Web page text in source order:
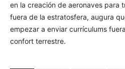
en la creación de aeronaves para
fuera de la estratosfera, augura
empezar a enviar currículums
confort terrestre.